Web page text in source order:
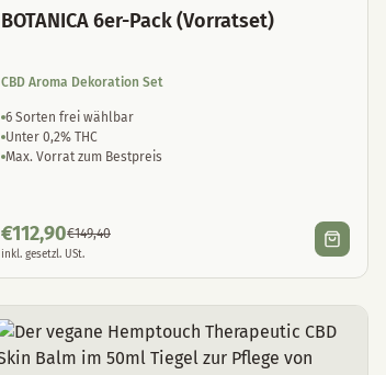
BOTANICA 6er-Pack (Vorratset)
CBD Aroma Dekoration Set
6 Sorten frei wählbar
Unter 0,2% THC
Max. Vorrat zum Bestpreis
€112,90€149,40
inkl. gesetzl. USt.